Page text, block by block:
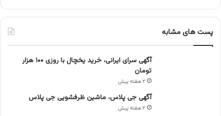
پست های مشابه
آگهی سرای ایرانی، خرید یخچال با روزی ۱۰۰ هزار
تومان
۲ هفته پیش
آگهی جی پلاس، ماشین ظرفشویی جی پلاس
۲ هفته پیش